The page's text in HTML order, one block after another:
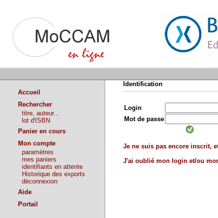
Accueil
Rechercher
titre, auteur...
lot d'ISBN
Panier en cours
Mon compte
paramètres
mes paniers
identifiants en attente
Historique des exports
déconnexion
Aide
Portail
Identification
Login
Mot de passe
Je ne suis pas encore inscrit,
J'ai oublié mon login et/ou